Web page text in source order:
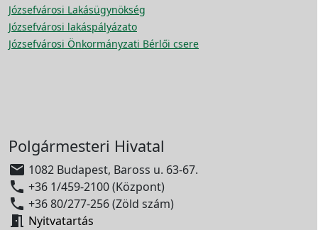
Józsefvárosi Lakásügynökség
Józsefvárosi lakáspályázato
Józsefvárosi Önkormányzati Bérlői csere
Polgármesteri Hivatal
 1082 Budapest, Baross u. 63-67.
 +36 1/459-2100 (Központ)
 +36 80/277-256 (Zöld szám)
 Nyitvatartás